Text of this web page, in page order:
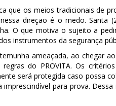
que os meios tradicionais de
direção é o medo. Santa
O que motiva o sujeito a
instrumentos da segurança
ameaçada, ao chegar
do PROVITA. Os
será protegida caso possa
para prova.